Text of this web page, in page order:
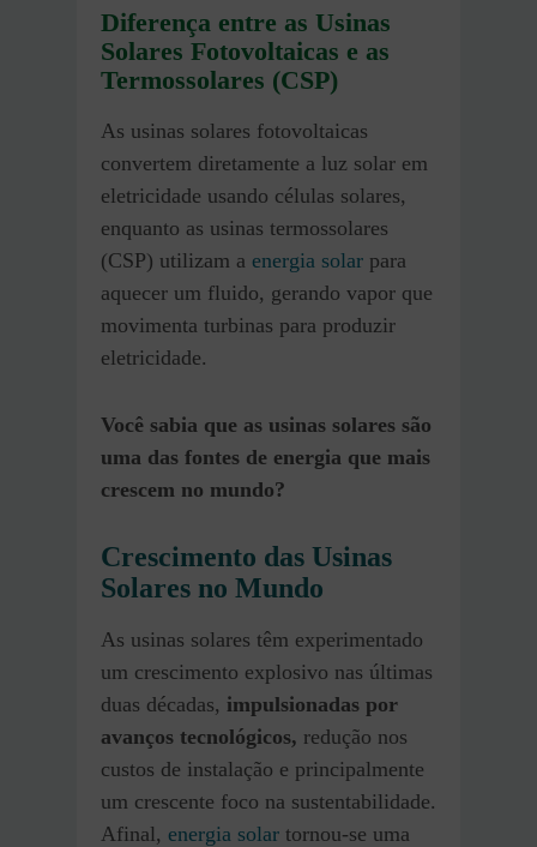
Diferença entre as Usinas
Solares Fotovoltaicas e as
Termossolares (CSP)
As usinas solares fotovoltaicas
convertem diretamente a luz solar em
eletricidade usando células solares,
enquanto as usinas termossolares
(CSP) utilizam a energia solar para
aquecer um fluido, gerando vapor que
movimenta turbinas para produzir
eletricidade.
Você sabia que as usinas solares são
uma das fontes de energia que mais
crescem no mundo?
Crescimento das Usinas
Solares no Mundo
As usinas solares têm experimentado
um crescimento explosivo nas últimas
duas décadas, impulsionadas por
avanços tecnológicos, redução nos
custos de instalação e principalmente
um crescente foco na sustentabilidade.
Afinal, energia solar tornou-se uma